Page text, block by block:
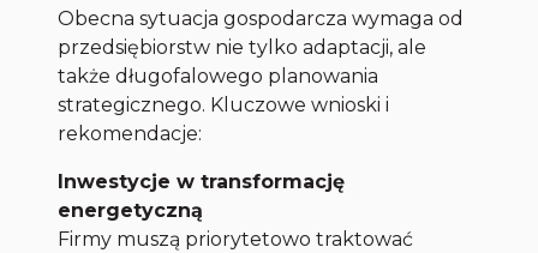
Obecna sytuacja gospodarcza wymaga od
przedsiębiorstw nie tylko adaptacji, ale
także długofalowego planowania
strategicznego. Kluczowe wnioski i
rekomendacje:
Inwestycje w transformację
energetyczną
Firmy muszą priorytetowo traktować